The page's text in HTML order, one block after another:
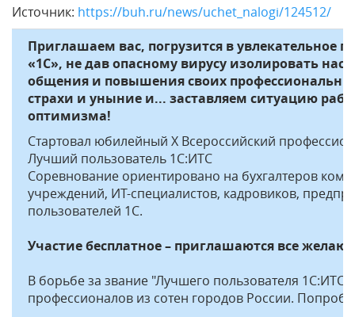
Источник: https://buh.ru/news/uchet_nalogi/124512/
Приглашаем вас, погрузится в увлекательное
«1С», не дав опасному вирусу изолировать нас
общения и повышения своих
страхи и уныние и... заставляем ситуацию
оптимизма!
Стартовал юбилейный X Всероссийский
Лучший пользователь 1С:ИТС
Соревнование ориентировано на бухгалтеров
учреждений, ИТ-специалистов, кадровиков,
пользователей 1С.
Участие бесплатное – приглашаются все
В борьбе за звание "Лучшего пользователя
профессионалов из сотен городов России.